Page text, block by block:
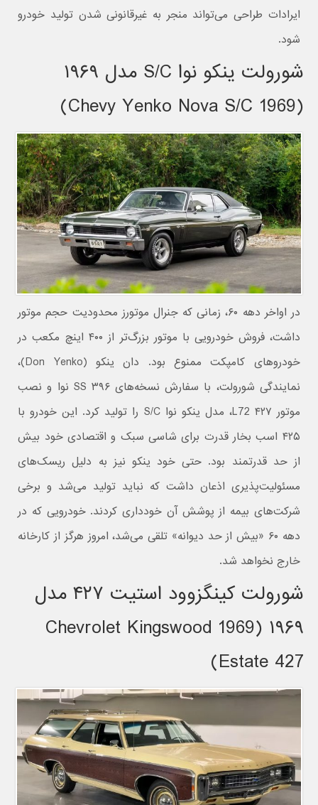
ایرادات طراحی می‌تواند منجر به غیرقانونی شدن تولید خودرو
شود.
شورولت ینکو نوا S/C مدل ۱۹۶۹
(1969 Chevy Yenko Nova S/C)
در اواخر دهه ۶۰، زمانی که جنرال موتورز محدودیت حجم موتور
داشت، فروش خودرویی با موتور بزرگ‌تر از ۴۰۰ اینچ مکعب در
خودروهای کامپکت ممنوع بود. دان ینکو (Don Yenko)،
نمایندگی شورولت، با سفارش نسخه‌های SS ۳۹۶ نوا و نصب
موتور ۴۲۷ L72، مدل ینکو نوا S/C را تولید کرد. این خودرو با
۴۲۵ اسب بخار قدرت برای شاسی سبک و اقتصادی خود بیش
از حد قدرتمند بود. حتی خود ینکو نیز به دلیل ریسک‌های
مسئولیت‌پذیری اذعان داشت که نباید تولید می‌شد و برخی
شرکت‌های بیمه از پوشش آن خودداری کردند. خودرویی که در
دهه ۶۰ «بیش از حد دیوانه» تلقی می‌شد، امروز هرگز از کارخانه
خارج نخواهد شد.
شورولت کینگزوود استیت ۴۲۷ مدل
۱۹۶۹ (1969 Chevrolet Kingswood
Estate 427)